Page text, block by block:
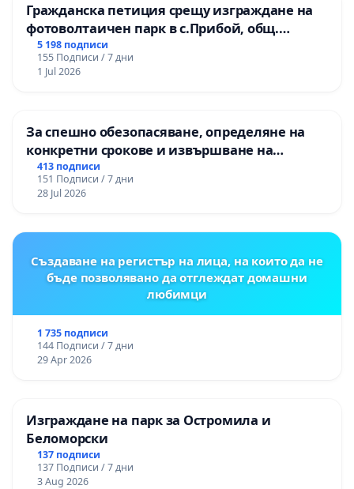
Гражданска петиция срещу изграждане на
фотоволтаичен парк в с.Прибой, общ.
Радомир
5 198 подписи
155 Подписи / 7 дни
1 Jul 2026
За спешно обезопасяване, определяне на
конкретни срокове и извършване на
цялостна рехабилитация на
републиканския път между пътен възел АМ
„Тракия“ - гр. Ихтиман - с. Мирово - к.к.
413 подписи
151 Подписи / 7 дни
28 Jul 2026
Създаване на регистър на лица, на които да не
бъде позволявано да отглеждат домашни
любимци
1 735 подписи
144 Подписи / 7 дни
29 Apr 2026
Изграждане на парк за Остромила и
Беломорски
137 подписи
137 Подписи / 7 дни
3 Aug 2026